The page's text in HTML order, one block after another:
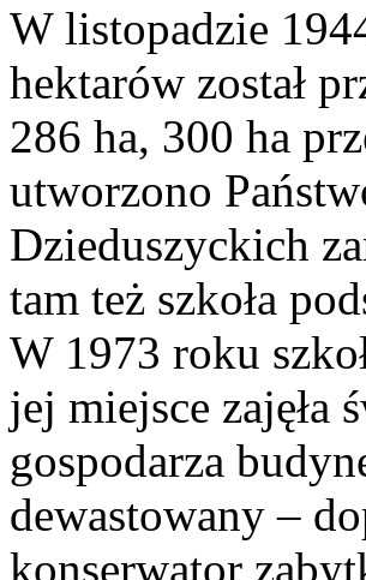
W listopadzie
hektarów został
286 ha, 300 ha
utworzono
Dzieduszyckich
tam też szkoła
W 1973 roku
jej miejsce zajęła
gospodarza
dewastowany –
konserwator